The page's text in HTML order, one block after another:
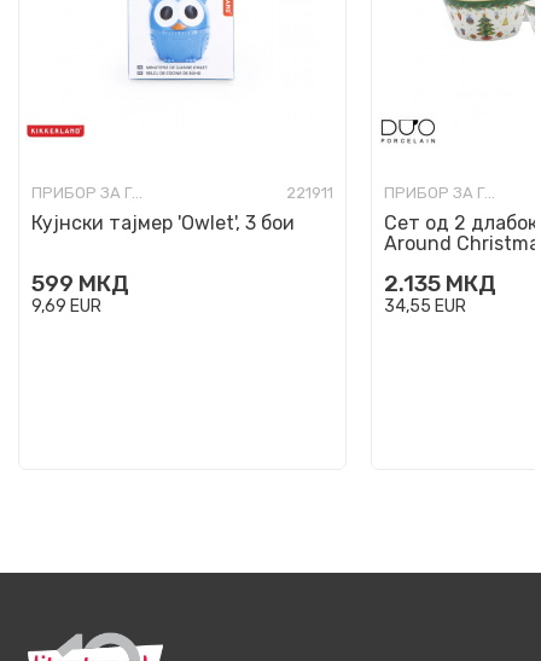
ПРИБОР ЗА ГОТВЕЊЕ, СЕРВИРАЊЕ И ЈАДЕЊЕ 221911
Кујнски тајмер 'Owlet', 3 бои
599 МКД
9,69 EUR
ПРИБОР ЗА ГОТВЕЊЕ, СЕРВИРАЊЕ И ЈАДЕЊЕ
Сет од 2
Around
2.135 МКД
34,55 EUR